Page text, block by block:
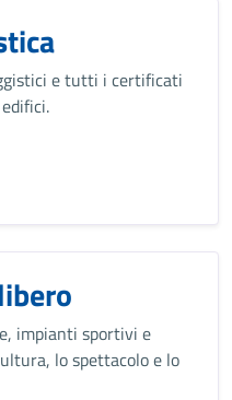
e tutti i certificati
impianti sportivi e
lo spettacolo e lo